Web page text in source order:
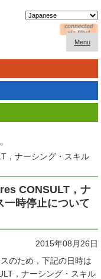
Menu
，ナーシング・スキル
CONSULT，ナ
一時停止について
2015年08月26日
のため，下記の日時は
，ナーシング・スキル